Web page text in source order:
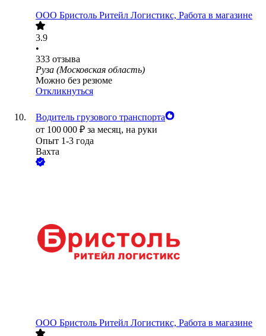
ООО Бристоль Ритейл Логистикс, Работа в магазине
3.9
•
333 отзыва
Руза (Московская область)
Можно без резюме
Откликнуться
Водитель грузового транспорта
от 100 000 ₽ за месяц, на руки
Опыт 1-3 года
Вахта
ООО Бристоль Ритейл Логистикс, Работа в магазине